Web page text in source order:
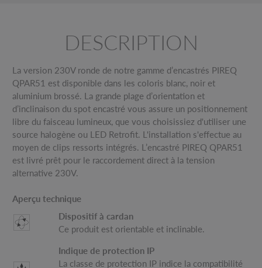
DESCRIPTION
La version 230V ronde de notre gamme d’encastrés PIREQ
QPAR51 est disponible dans les coloris blanc, noir et
aluminium brossé. La grande plage d’orientation et
d’inclinaison du spot encastré vous assure un positionnement
libre du faisceau lumineux, que vous choisissiez d'utiliser une
source halogène ou LED Retrofit. L'installation s'effectue au
moyen de clips ressorts intégrés. L’encastré PIREQ QPAR51
est livré prêt pour le raccordement direct à la tension
alternative 230V.
Aperçu technique
Dispositif à cardan
Ce produit est orientable et inclinable.
Indique de protection IP
La classe de protection IP indice la compatibilité